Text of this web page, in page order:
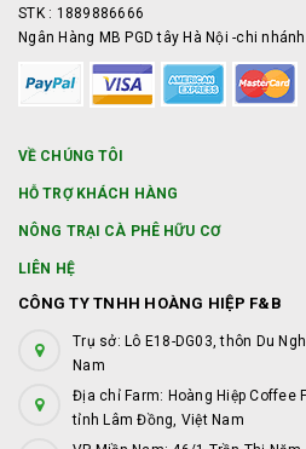
STK : 1889886666
Ngân Hàng MB PGD tây Hà Nội -chi
VỀ CHÚNG TÔI
HỖ TRỢ KHÁCH HÀNG
NÔNG TRẠI CÀ PHÊ HỮU CƠ
LIÊN HỆ
CÔNG TY TNHH HOÀNG HIỆP F&B
Trụ sở: Lô E18-DG03, thôn Du
Nam
Địa chỉ Farm: Hoàng Hiệp Coffee
tỉnh Lâm Đồng, Việt Nam